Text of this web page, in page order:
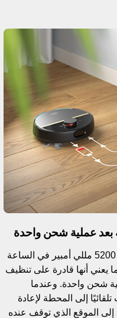
تضمن بطارية الليثيوم أيون القوية بقوة 5200 مللي أمبير في الساعة
180 دقيقة، مما يعني أنها قادرة على تنظيف
130 م² بعد عملية شحن واحدة. وعندما
إلى المحطة لإعادة
الموقع الذي توقف عنده